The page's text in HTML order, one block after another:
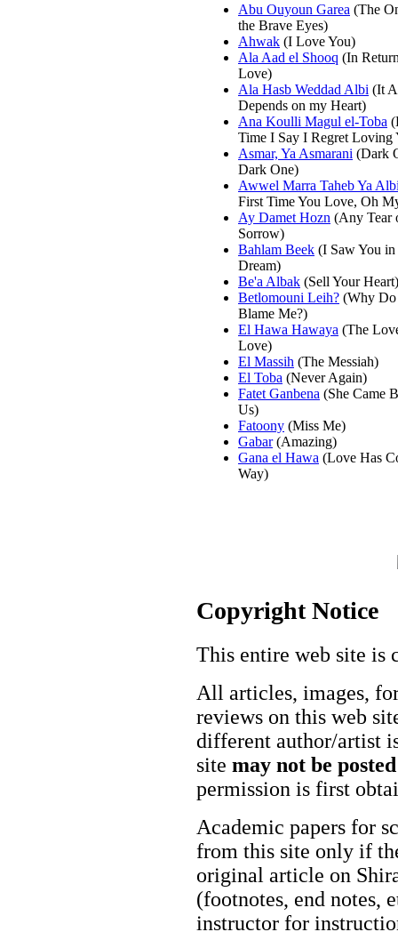
Abu Ouyoun Garea (The
the Brave Eyes)
Ahwak (I Love You)
Ala Aad el Shooq (In
Love)
Ala Hasb Weddad Albi (It
Depends on my Heart)
Ana Koulli Magul el-Toba
Time I Say I Regret Loving
Asmar, Ya Asmarani (Dark
Dark One)
Awwel Marra Taheb Ya
First Time You Love, Oh
Ay Damet Hozn (Any Tear
Sorrow)
Bahlam Beek (I Saw You
Dream)
Be'a Albak (Sell Your Heart)
Betlomouni Leih? (Why Do
Blame Me?)
El Hawa Hawaya (The
Love)
El Massih (The Messiah)
El Toba (Never Again)
Fatet Ganbena (She Came
Us)
Fatoony (Miss Me)
Gabar(Amazing)
Gana el Hawa (Love Has
Way)
Copyright Notice
This entire web site is
All articles, images,
reviews on this web
different author/artist
site may not be
permission is first
Academic papers for
from this site only if
original article on
(footnotes, end notes,
instructor for